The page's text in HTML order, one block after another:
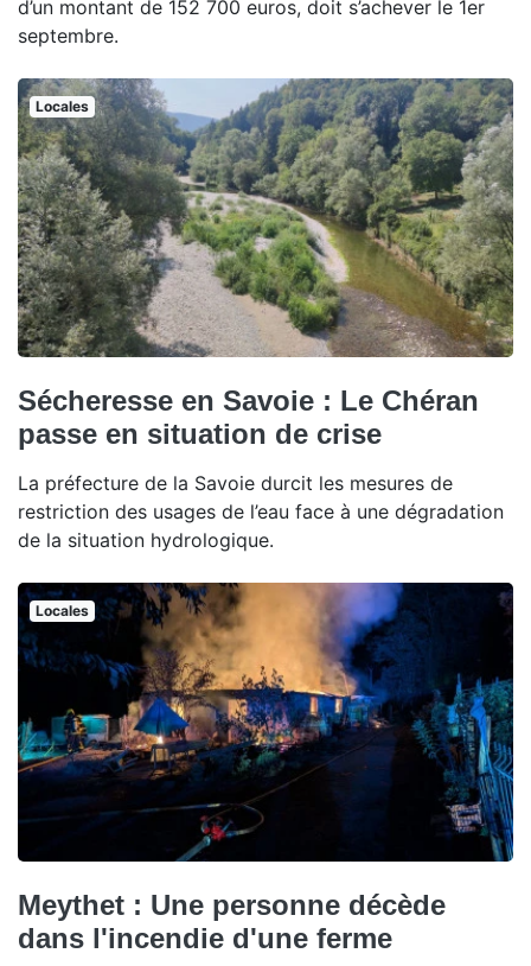
d’un montant de 152 700 euros, doit s’achever le 1er
septembre.
Locales
Sécheresse en Savoie : Le Chéran
passe en situation de crise
La préfecture de la Savoie durcit les mesures de
restriction des usages de l’eau face à une dégradation
de la situation hydrologique.
Locales
Meythet : Une personne décède
dans l'incendie d'une ferme